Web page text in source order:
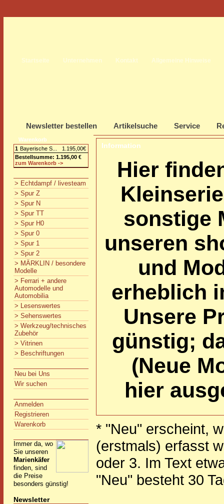
Startseite Unternehmen Kontakt Allgemeine Hinweise
Newsletter bestellen Artikelsuche Service
Warenkorb
1 Bayerische S...
1.195,00€
Bestellsumme: 1.195,00 €
zum Warenkorb ->
> Echtdampf / livesteam
> Spur Z
> Spur N
> Spur TT
> Spur H0
> Spur 0
> Spur 1
> Spur 2
> MÄRKLIN / besondere
Modelle
> Ferrari + andere
Automodelle und
Automobilia
> Lesenswertes
> Sehenswertes
> Werkzeug/technisches
Zubehör
> Vitrinen
> Beschriftungen
Neu bei Uns
Wir suchen
Anmelden
Registrieren
Warenkorb
Immer da, wo
Sie unseren
Marienkäfer
finden, sind
die Preise
besonders günstig!
Newsletter
Information
Hier
sonstige
unseren
und
erheblich
Unsere
günstig;
(Neue
hier
* "Neu" erscheint,
(erstmals) erfasst
oder 3. Im Text
"Neu" besteht 30